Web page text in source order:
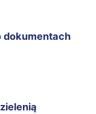
dokumentach